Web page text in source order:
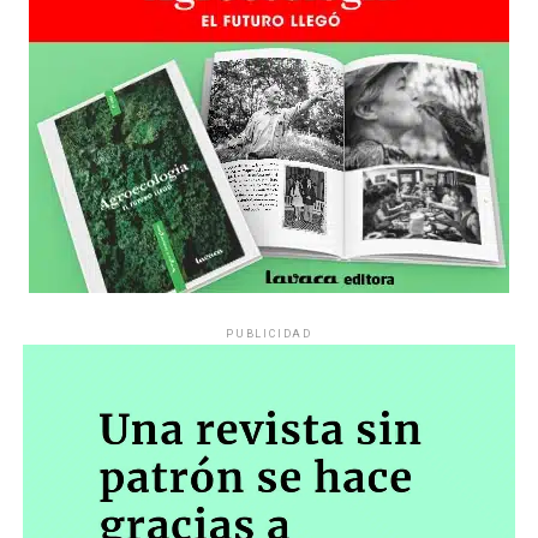
Década perdida: Marta Montero,
mamá de Lucía Pérez
“Estamos como el día 1”. La frase de la madre de la joven
asesinada en 2016 remite a aquel año: cuando
estratégica, hay que evitar el choque frontal. Mi método
es a través del interrogante, que puedan encarnar la
pregunta», comparte Gonzalo, de 41 años.
PUBLICIDAD